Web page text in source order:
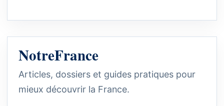
NotreFrance
Articles, dossiers et guides pratiques pour
mieux découvrir la France.